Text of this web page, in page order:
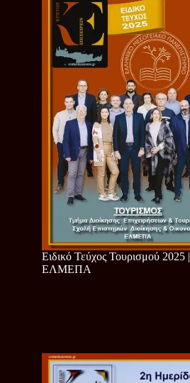
Ειδικό Τεύχος Τουρισμού 2025 |
ΕΛΜΕΠΑ